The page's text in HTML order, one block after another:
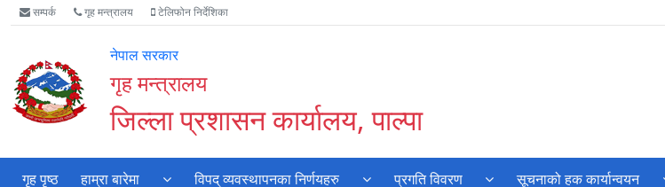
Accessibility
Mode
गर्नुहोस्
मुख्य
सामाग्री
मुख्य
नेभिगेसन
वेबसाइट
खोजमा
सम्पर्क गृह मन्त्रालय टेलिफोन निर्देशिका
नेपाल सरकार
गृह मन्त्रालय
जिल्ला प्रशासन कार्यालय, पाल्पा
गृह पृष्ठ हाम्रा बारेमा विपद् व्यवस्थापनका निर्णयहरु प्रगति विवरण सूचनाको हक कार्यान्वयन